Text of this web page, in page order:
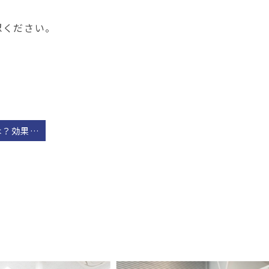
ださい。
ミラドライとは？効果・仕組み・メリット・デメリットをわかりやすく解説